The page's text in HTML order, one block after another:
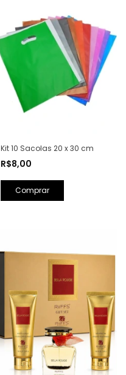
Kit 10 Sacolas 20 x 30 cm
R$8,00